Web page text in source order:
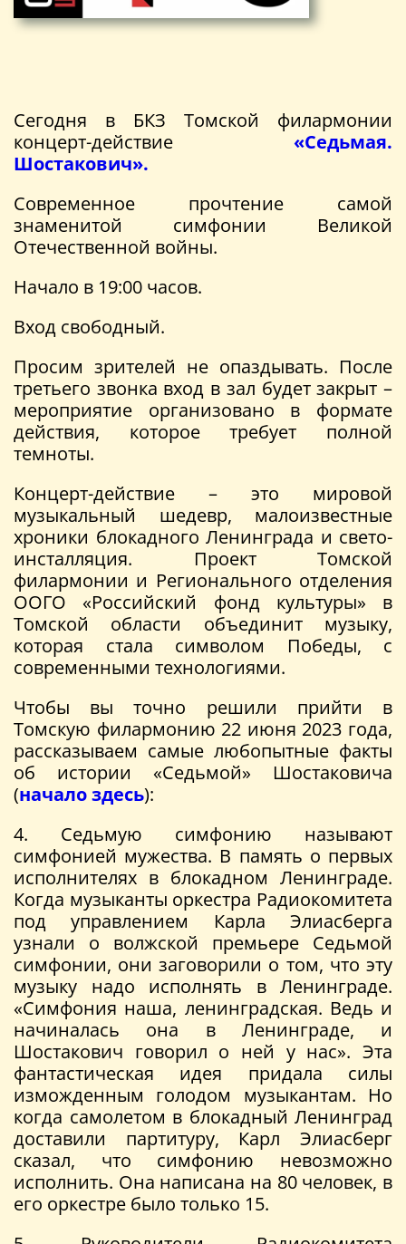
Сегодня в БКЗ Томской филармонии
концерт-действие «Седьмая.
Шостакович».
Современное прочтение самой
знаменитой симфонии Великой
Отечественной войны.
Начало в 19:00 часов.
Вход свободный.
Просим зрителей не опаздывать. После
третьего звонка вход в зал будет закрыт –
мероприятие организовано в формате
действия, которое требует полной
темноты.
Концерт-действие – это мировой
музыкальный шедевр, малоизвестные
хроники блокадного Ленинграда и свето-
инсталляция. Проект Томской
филармонии и Регионального отделения
ООГО «Российский фонд культуры» в
Томской области объединит музыку,
которая стала символом Победы, с
современными технологиями.
Чтобы вы точно решили прийти в
Томскую филармонию 22 июня 2023 года,
рассказываем самые любопытные факты
об истории «Седьмой» Шостаковича
(начало здесь):
4. Седьмую симфонию называют
симфонией мужества. В память о первых
исполнителях в блокадном Ленинграде.
Когда музыканты оркестра Радиокомитета
под управлением Карла Элиасберга
узнали о волжской премьере Седьмой
симфонии, они заговорили о том, что эту
музыку надо исполнять в Ленинграде.
«Симфония наша, ленинградская. Ведь и
начиналась она в Ленинграде, и
Шостакович говорил о ней у нас». Эта
фантастическая идея придала силы
изможденным голодом музыкантам. Но
когда самолетом в блокадный Ленинград
доставили партитуру, Карл Элиасберг
сказал, что симфонию невозможно
исполнить. Она написана на 80 человек, в
его оркестре было только 15.